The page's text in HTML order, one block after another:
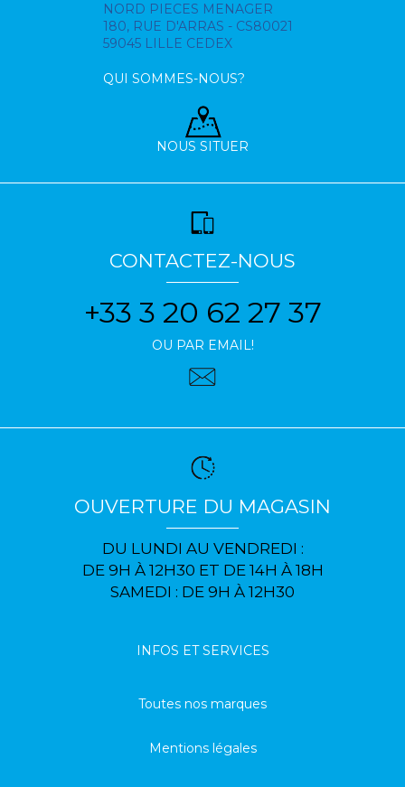
NORD PIECES MENAGER
180, RUE D'ARRAS - CS80021
59045 LILLE CEDEX
QUI SOMMES-NOUS?
NOUS SITUER
CONTACTEZ-NOUS
+33 3 20 62 27 37
OU PAR EMAIL!
OUVERTURE DU MAGASIN
DU LUNDI AU VENDREDI :
DE 9H À 12H30 ET DE 14H À 18H
SAMEDI : DE 9H À 12H30
INFOS ET SERVICES
Toutes nos marques
Mentions légales